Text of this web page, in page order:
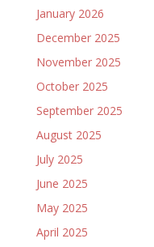
January 2026
December 2025
November 2025
October 2025
September 2025
August 2025
July 2025
June 2025
May 2025
April 2025